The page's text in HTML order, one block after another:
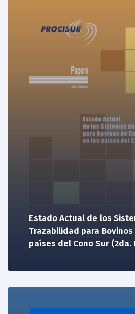
Estado Actual de los
Trazabilidad para
países del Cono Sur (2da.